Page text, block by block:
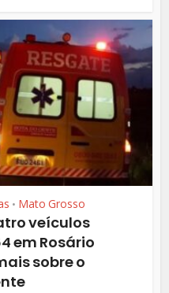
• Mato Grosso
veículos
em Rosário
sobre o